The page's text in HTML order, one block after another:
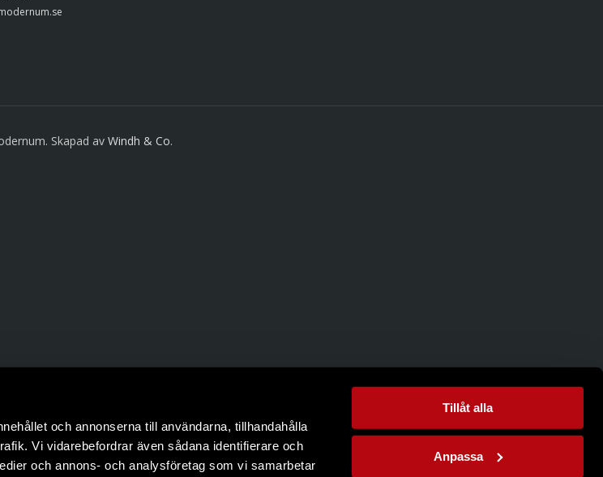
och annonserna till användarna, tillhandahålla
Vi vidarebefordrar även sådana identifierare och
och annons- och analysföretag som vi samarbetar
Tillåt alla
Anpassa
Skapad av Windh & Co.